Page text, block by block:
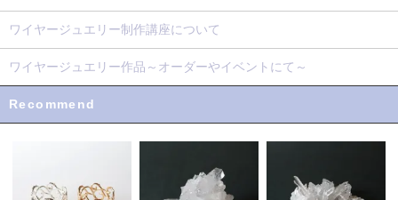
ワイヤージュエリー制作講座について
ワイヤージュエリー作品～オーダーやイベントにて～
Recommend